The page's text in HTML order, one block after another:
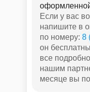
Если у вас
напишите в
по номеру: 8
он
все
нашим
месяце вы